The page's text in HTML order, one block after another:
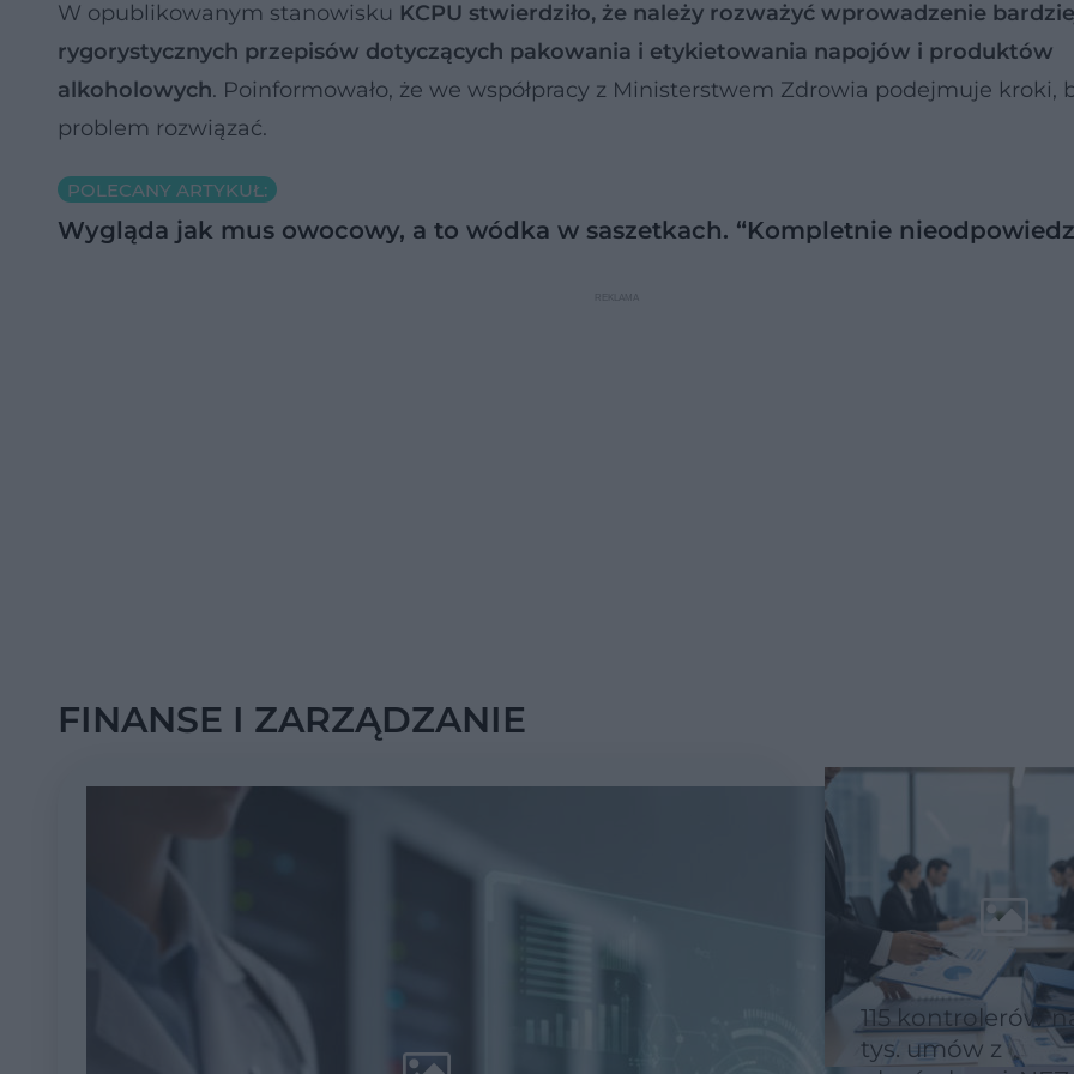
W opublikowanym stanowisku KCPU stwierdziło, że należy rozważyć wprowadzenie
rygorystycznych przepisów dotyczących pakowania i etykietowania napojów i produktów
alkoholowych. Poinformowało, że we współpracy z Ministerstwem Zdrowia podejmuje kroki,
problem rozwiązać.
POLECANY ARTYKUŁ:
Wygląda jak mus owocowy, a to wódka w saszetkach. “Kompletnie
FINANSE I ZARZĄDZANIE
115 kontrolerów
tys. umów z